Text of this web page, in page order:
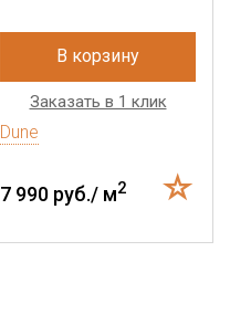
В корзину
Заказать в 1 клик
Dune
7 990 руб./ м2